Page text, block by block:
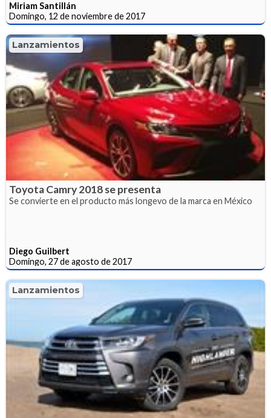
Miriam Santillán
Domingo, 12 de noviembre de 2017
Lanzamientos
Toyota Camry 2018 se presenta
Se convierte en el producto más longevo de la marca en México
Diego Guilbert
Domingo, 27 de agosto de 2017
Lanzamientos